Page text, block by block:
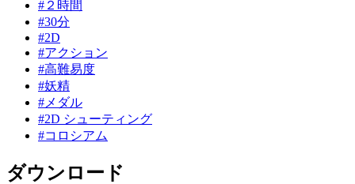
#２時間
#30分
#2D
#アクション
#高難易度
#妖精
#メダル
#2D シューティング
#コロシアム
ダウンロード